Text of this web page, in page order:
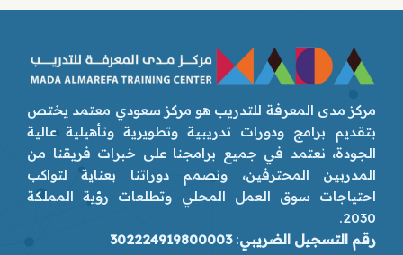
مركز مدى المعرفة للتدريب هو مركز سعودي معتمد يختص
بتقديم برامج ودورات تدريبية وتطويرية وتأهيلية عالية
الجودة، نعتمد في جميع برامجنا على خبرات فريقنا من
المدربين المحترفين، ونصمم دوراتنا بعناية لتواكب
احتياجات سوق العمل المحلي وتطلعات رؤية المملكة
2030.
رقم التسجيل الضريبي:
302224919800003